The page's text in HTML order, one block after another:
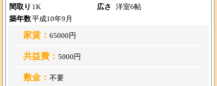
間取り 1K 広さ
洋室6帖
築年数平成10年9月
家賃： 65000円
共益費： 5000円
敷金： 不要